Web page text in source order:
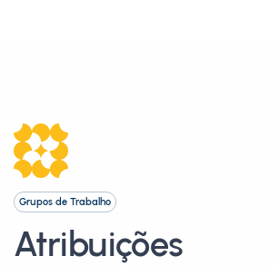
Grupos de Trabalho
Atribuições